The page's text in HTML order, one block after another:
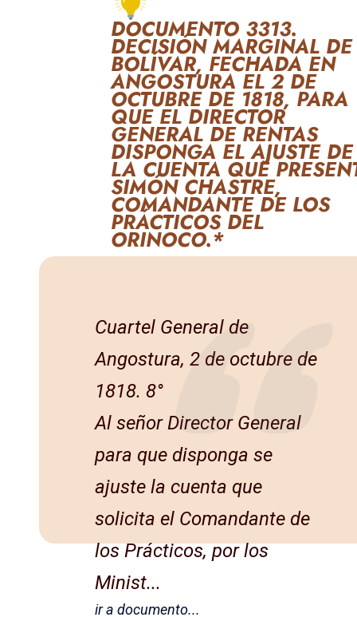
DOCUMENTO 3313.
DECISIÓN MARGINAL DE
BOLÍVAR, FECHADA EN
ANGOSTURA EL 2 DE
OCTUBRE DE 1818, PARA
QUE EL DIRECTOR
GENERAL DE RENTAS
DISPONGA EL AJUSTE DE
LA CUENTA QUE
SIMÓN CHASTRE,
COMANDANTE DE LOS
PRÁCTICOS DEL
ORINOCO.*
Cuartel General de
Angostura, 2 de octubre de
1818. 8°
Al señor Director General
para que disponga se
ajuste la cuen­ta que
solicita el Comandante de
los Prácticos, por los
Minis­t...
ir a documento...